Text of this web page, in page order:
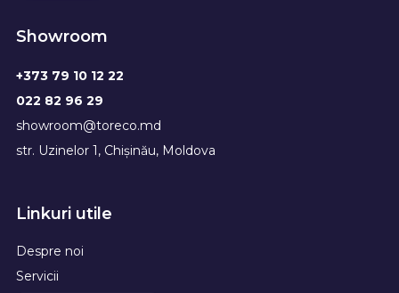
Showroom
+373 79 10 12 22
022 82 96 29
showroom@toreco.md
str. Uzinelor 1, Chișinău, Moldova
Linkuri utile
Despre noi
Servicii